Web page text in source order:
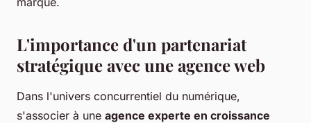
L'importance d'un partenariat
stratégique avec une agence web
Dans l'univers concurrentiel du numérique,
s'associer à une agence experte en croissance